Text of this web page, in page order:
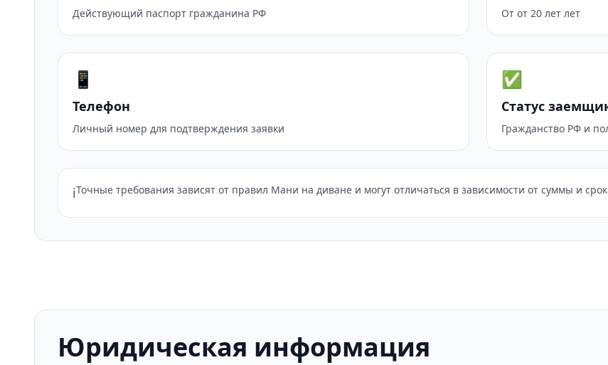
Действующий паспорт гражданина РФ От от 20 лет лет
📱
Телефон
Личный номер для подтверждения заявки
✅
Статус
Гражданство РФ и
ℹ️Точные требования зависят от правил Мани на диване и могут отличаться в зависимости от суммы и
Юридическая информация